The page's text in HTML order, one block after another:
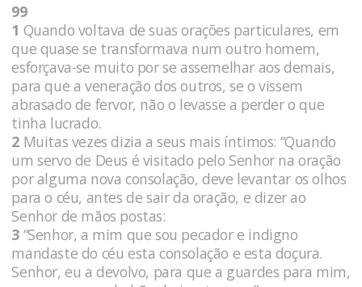
99
1 Quando voltava de suas orações particulares, em
que quase se transformava num outro homem,
esforçava-se muito por se assemelhar aos demais,
para que a veneração dos outros, se o vissem
abrasado de fervor, não o levasse a perder o que
tinha lucrado.
2 Muitas vezes dizia a seus mais íntimos: “Quando
um servo de Deus é visitado pelo Senhor na oração
por alguma nova consolação, deve levantar os olhos
para o céu, antes de sair da oração, e dizer ao
Senhor de mãos postas:
3 “Senhor, a mim que sou pecador e indigno
mandaste do céu esta consolação e esta doçura.
Senhor, eu a devolvo, para que a guardes para mim,